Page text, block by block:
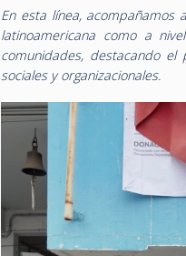
En esta línea,
latinoamericana como a
comunidades, destacando
sociales y organizacionales.